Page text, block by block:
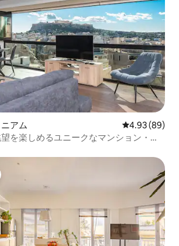
アム レビュー89
4.93 (89)
を楽しめるユニークなマンション・ア